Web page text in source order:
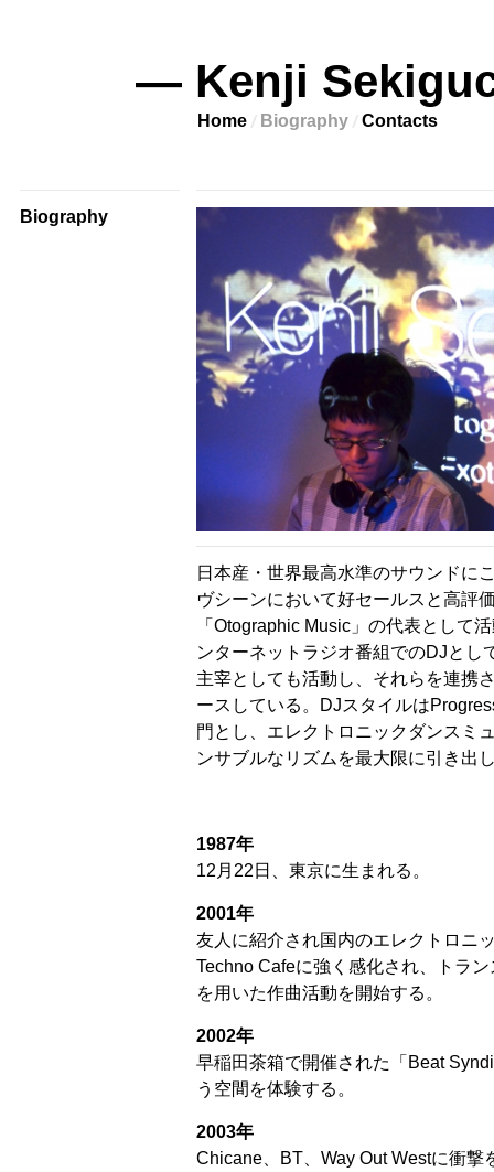
— Kenji
Home Biography Contacts
Biography
日本産・世界最高水準のサウンドに
ヴシーンにおいて好セールスと高評
「Otographic Music」の代表として
ンターネットラジオ番組でのDJとし
主宰としても活動し、それらを連携
ースしている。DJスタイルは
門とし、エレクトロニックダンスミ
ンサブルなリズムを最大限に引き出
1987年
12月22日、東京に生まれる。
2001年
友人に紹介され国内のエレクトロニ
Techno Cafeに強く感化され、トラ
を用いた作曲活動を開始する。
2002年
早稲田茶箱で開催された「Beat
う空間を体験する。
2003年
Chicane、BT、Way Out Westに衝